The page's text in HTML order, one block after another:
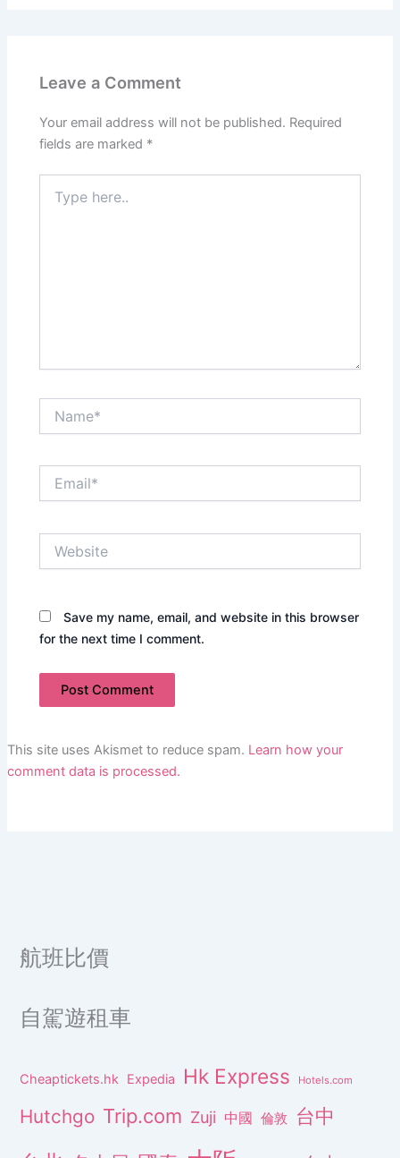
Leave a Comment
Your email address will not be published. Required
fields are marked *
here..
Save my name, email, and website in this browser
for the next time I comment.
This site uses Akismet to reduce spam. Learn how your
comment data is processed.
航班比價
自駕遊租車
Cheaptickets.hk Expedia Hk Express Hotels.com
Hutchgo Trip.com Zuji 中國 倫敦 台中